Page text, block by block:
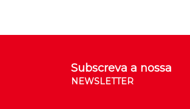
Subscreva a nossa
NEWSLETTER